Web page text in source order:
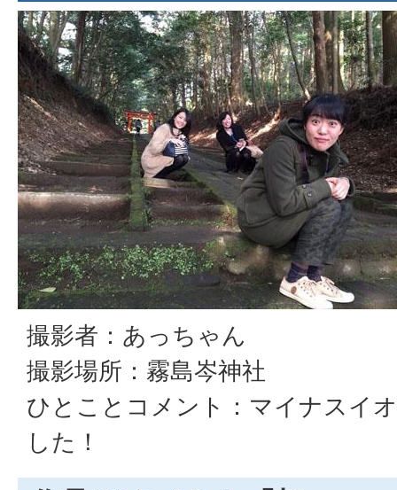
撮影者：あっちゃん
撮影場所：霧島岑神社
ひとことコメント：マイナスイ
した！